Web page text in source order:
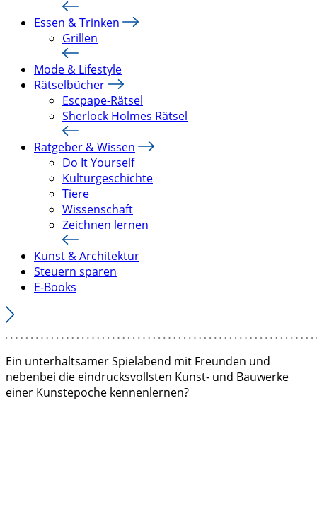
Essen & Trinken
Grillen
Mode & Lifestyle
Rätselbücher
Escpape-Rätsel
Sherlock Holmes Rätsel
Ratgeber & Wissen
Do It Yourself
Kulturgeschichte
Tiere
Wissenschaft
Zeichnen lernen
Kunst & Architektur
Steuern sparen
E-Books
Ein unterhaltsamer Spielabend mit Freunden und
nebenbei die eindrucksvollsten Kunst- und Bauwerke
einer Kunstepoche kennenlernen?